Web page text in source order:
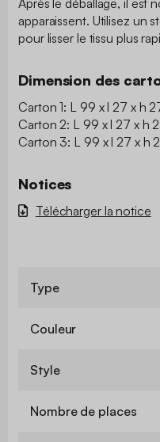
apparaissent. Utilisez un
pour lisser le tissu plus
Dimension des
Carton 1: L 99 x l 27 x h
Carton 2: L 99 x l 27 x h
Carton 3: L 99 x l 27 x h
Notices
Télécharger la notice
Type
Couleur
Style
Nombre de places